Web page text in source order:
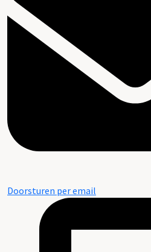
Doorsturen per email